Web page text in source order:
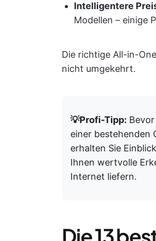
Intelligentere
Modellen – einige
Die richtige All-in-
nicht umgekehrt.
💡Profi-Tipp:
einer bestehenden
erhalten Sie
Ihnen wertvolle
Internet liefern.
Die 13